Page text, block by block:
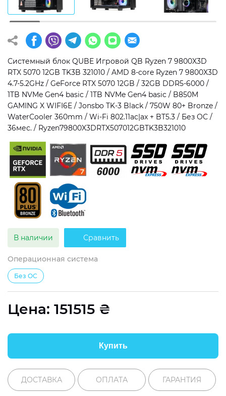
Операционная система
Windows 11 Home
Windows 11 Pro
Без ОС
Тип накопителя
SSD
HDD
SSD + HDD
Дополнительно
RGB-подсветка
Сверхбыстрый M.2 SSD NVME
Системный блок QUBE Игровой QB Ryzen 7 9800X3D
RTX 5070 12GB TK3B 321010 / AMD 8-core Ryzen 7 9800X3D
4.7-5.2GHz / GeForce RTX 5070 12GB / 32GB DDR5-6000 /
1TB NVMe Gen4 basic / 1TB NVMe Gen4 basic / B850M
GAMING X WIFI6E / Jonsbo TK-3 Black / 750W 80+ Bronze /
WaterCooler 360mm / Wi-Fi 802.11ac|ax + BT5.3 / Без ОС /
36мес. / Ryzen79800X3DRTX507012GBTK3B321010
В наличии Сравнить
Операционная система
Без ОС
Цена: 151515 ₴
Купить
ДОСТАВКА ОПЛАТА ГАРАНТИЯ